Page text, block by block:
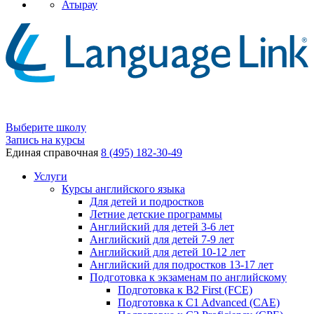
Атырау
Выберите школу
Запись на курсы
Единая справочная 8 (495) 182-30-49
Услуги
Курсы английского языка
Для детей и подростков
Летние детские программы
Английский для детей 3-6 лет
Английский для детей 7-9 лет
Английский для детей 10-12 лет
Английский для подростков 13-17 лет
Подготовка к экзаменам по английскому
Подготовка к B2 First (FCE)
Подготовка к C1 Advanced (CAE)